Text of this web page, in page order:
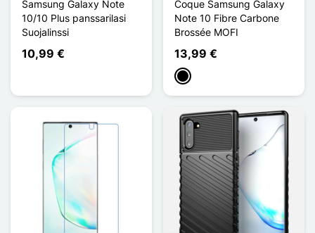
Samsung Galaxy Note
10/10 Plus panssarilasi
Suojalinssi
10,99 €
Coque Samsung Galaxy
Note 10 Fibre Carbone
Brossée MOFI
13,99 €
Musta